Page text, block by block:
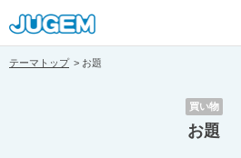
テーマトップ お題
買い物
お題